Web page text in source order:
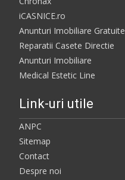
iCASNICE.ro
Anunturi Imobiliare Gratuite
Reparatii Casete Directie
Anunturi Imobiliare
Medical Estetic Line
Link-uri utile
ANPC
Sitemap
Contact
Despre noi